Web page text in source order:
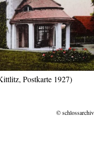
Postkarte 1927)
©